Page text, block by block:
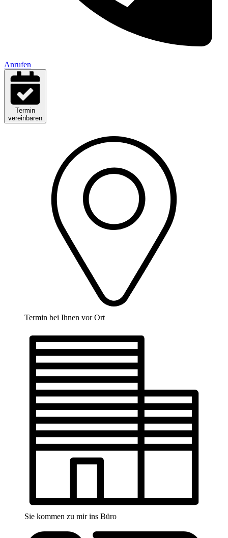
Anrufen
Termin
vereinbaren
Termin bei Ihnen vor Ort
Sie kommen zu mir ins Büro